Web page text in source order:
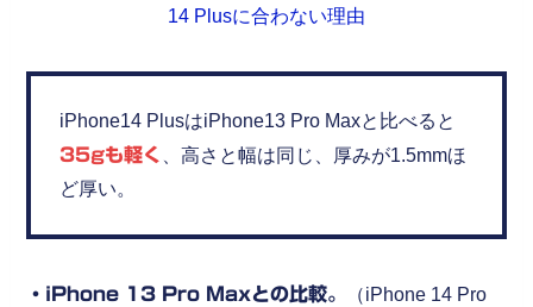
14 Plusに合わない理由
iPhone14 PlusはiPhone13 Pro Maxと比べると
35gも軽く
、高さと幅は同じ、厚みが1.5mmほ
ど厚い。
・iPhone 13 Pro Maxとの比較。
（iPhone 14 Pro